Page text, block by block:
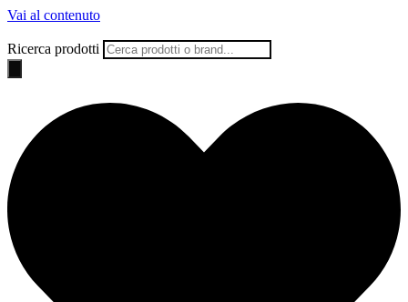
Vai al contenuto
Ricerca prodotti